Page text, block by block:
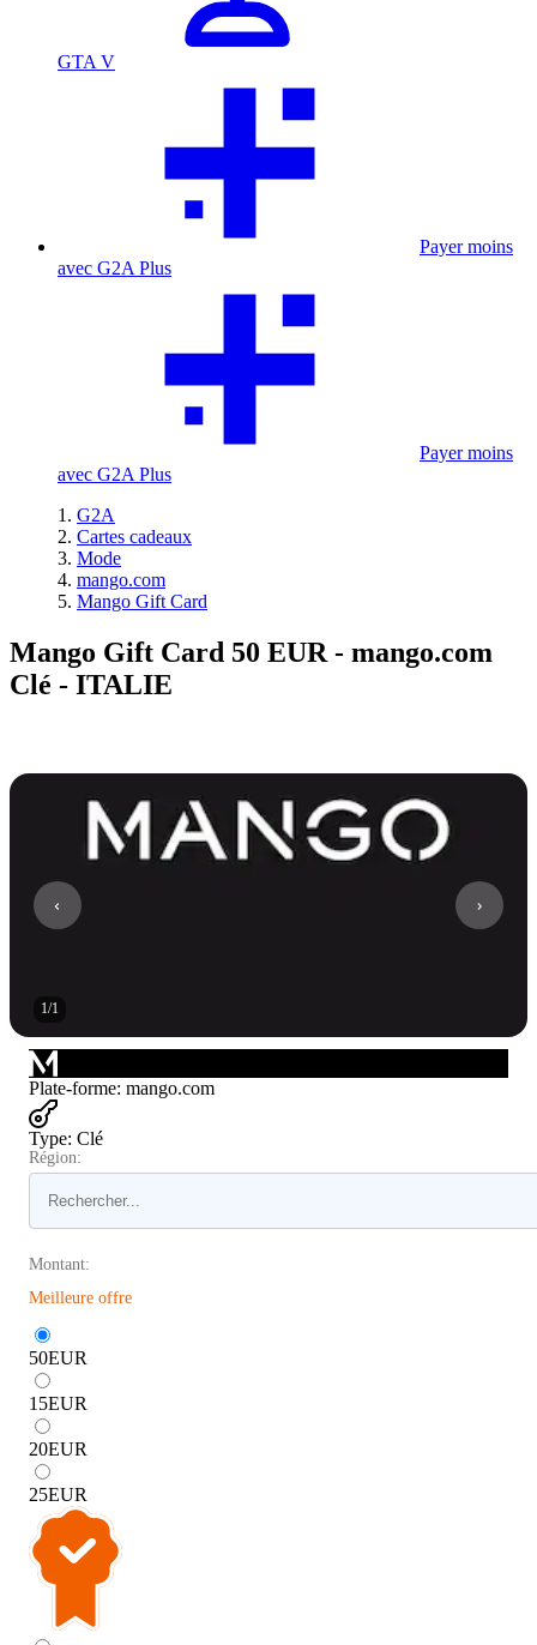
GTA V
Payer moins
avec G2A Plus
Payer moins
avec G2A Plus
G2A
Cartes cadeaux
Mode
mango.com
Mango Gift Card
Mango Gift Card 50 EUR - mango.com
Clé - ITALIE
1/1
Plate-forme: mango.com
Type: Clé
Région:
Montant:
Meilleure offre
50EUR
15EUR
20EUR
25EUR